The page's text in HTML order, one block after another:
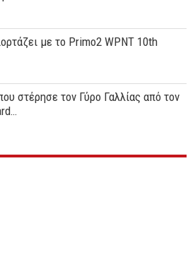
με το Primo2 WPNT 10th
στέρησε τον Γύρο Γαλλίας από τον